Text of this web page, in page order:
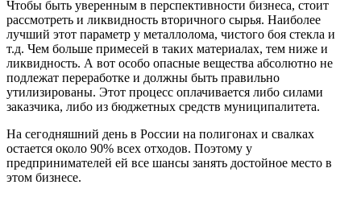
Чтобы быть уверенным в перспективности бизнеса, стоит
рассмотреть и ликвидность вторичного сырья. Наиболее
лучший этот параметр у металлолома, чистого боя стекла и
т.д. Чем больше примесей в таких материалах, тем ниже и
ликвидность. А вот особо опасные вещества абсолютно не
подлежат переработке и должны быть правильно
утилизированы. Этот процесс оплачивается либо силами
заказчика, либо из бюджетных средств муниципалитета.
На сегодняшний день в России на полигонах и свалках
остается около 90% всех отходов. Поэтому у
предпринимателей ей все шансы занять достойное место в
этом бизнесе.